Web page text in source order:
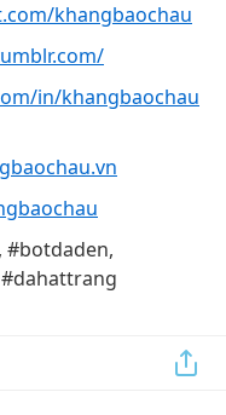
khangbaochau
in/khangbaochau
#botdaden,